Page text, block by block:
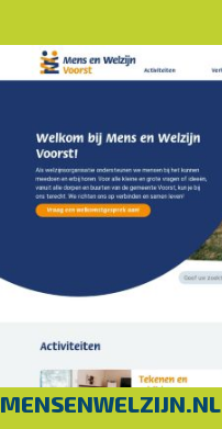
MENSENWELZIJN.NL